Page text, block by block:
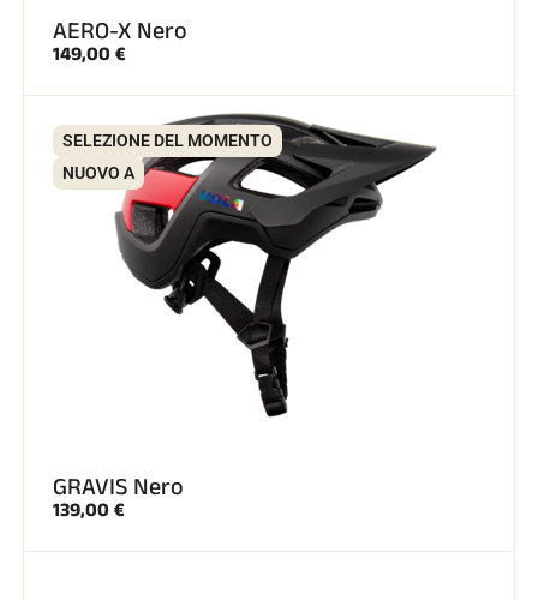
AERO-X Nero
149,00 €
SELEZIONE DEL MOMENTO
NUOVO A
GRAVIS Nero
139,00 €